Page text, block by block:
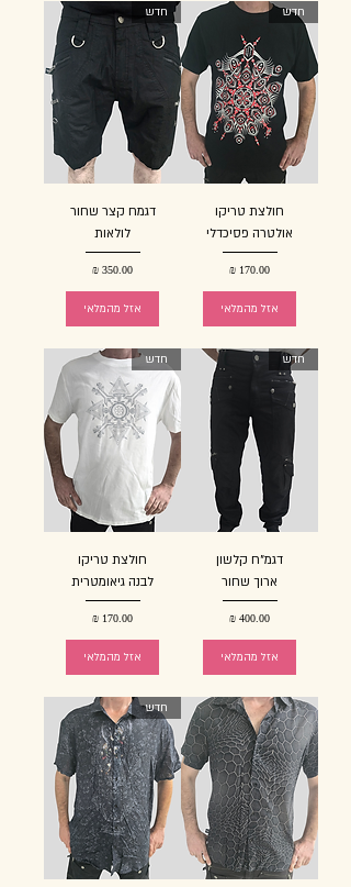
חדש
חולצת טריקו
אולטרה פסיכדלי
מחיר
אזל מהמלאי
חדש
דגמח קצר שחור
לולאות
מחיר
אזל מהמלאי
חדש
דגמ"ח קלשון
ארוך שחור
מחיר
אזל מהמלאי
חדש
חולצת טריקו
לבנה גיאומטרית
מחיר
אזל מהמלאי
חדש